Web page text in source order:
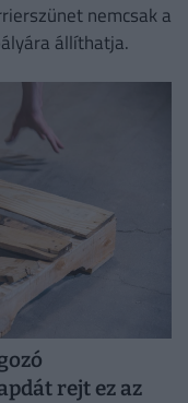
nemcsak a
állíthatja.
rejt ez az